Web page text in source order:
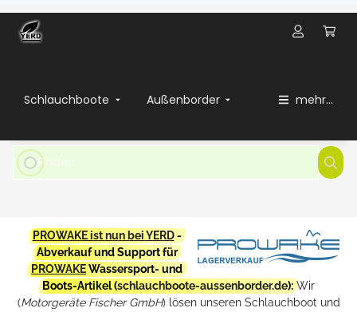
Schlauchboote Außenborder mehr...
PROWAKE ist nun bei YERD-
Abverkauf und Support für
PROWAKEWassersport- und
Boots-Artikel (schlauchboote-aussenborder.de): Wir
(Motorgeräte Fischer GmbH) lösen unseren Schlauchboot und